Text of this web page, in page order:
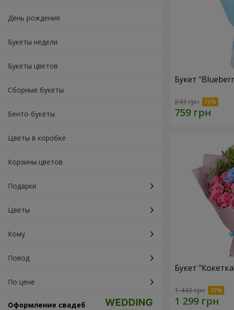
День рождения
Букеты недели
Букеты цветов
Сборные букеты
Бенто-букеты
Цветы в коробке
Корзины цветов
Подарки
Цветы
Кому
Повод
По цене
Оформление свадеб
Букет
843 грн
Букет
1 443 грн